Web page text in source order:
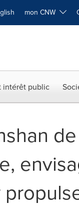
mon CNW
intérêt public